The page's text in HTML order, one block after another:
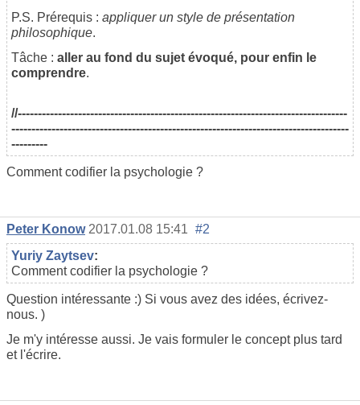
P.S. Prérequis : appliquer un style de présentation
philosophique.
Tâche : aller au fond du sujet évoqué, pour enfin le
comprendre.
//----------------------------------------------------------------------------------
------------------------------------------------------------------------------------
---------
Comment codifier la psychologie ?
Реter Konow 2017.01.08 15:41 #2
Yuriy Zaytsev:
Comment codifier la psychologie ?
Question intéressante :) Si vous avez des idées, écrivez-
nous. )
Je m'y intéresse aussi. Je vais formuler le concept plus tard
et l'écrire.